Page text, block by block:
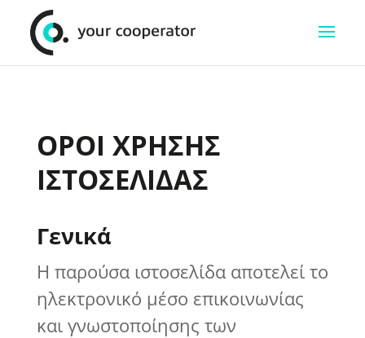
ΟΡΟΙ ΧΡΗΣΗΣ
ΙΣΤΟΣΕΛΙΔΑΣ
Γενικά
Η παρούσα ιστοσελίδα αποτελεί το
ηλεκτρονικό μέσο επικοινωνίας
και γνωστοποίησης των